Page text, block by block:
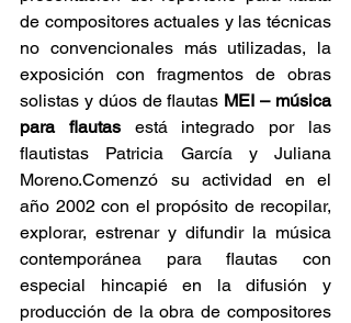
de compositores actuales y las técnicas
no convencionales más utilizadas, la
exposición con fragmentos de obras
solistas y dúos de flautas MEI – música
para flautas está integrado por las
flautistas Patricia García y Juliana
Moreno.Comenzó su actividad en el
año 2002 con el propósito de recopilar,
explorar, estrenar y difundir la música
contemporánea para flautas con
especial hincapié en la difusión y
producción de la obra de compositores